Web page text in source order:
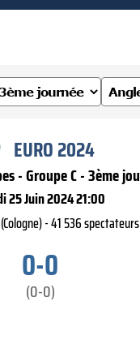
EURO 2024
- Groupe C - 3ème
25 Juin 2024 21:00
- 41 536 spectateurs
0-0
(0-0)